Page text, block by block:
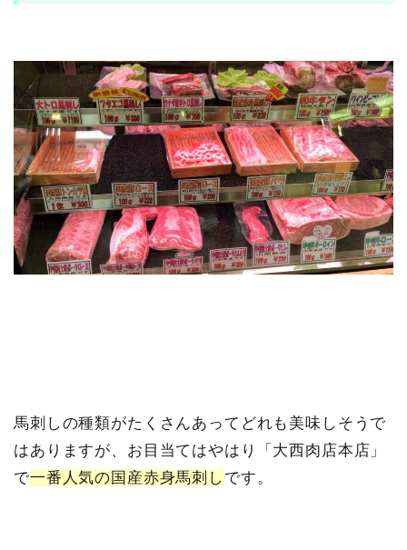
馬刺しの種類がたくさんあってどれも美味しそうで
はありますが、お目当てはやはり「大西肉店本店」
で一番人気の国産赤身馬刺し です。